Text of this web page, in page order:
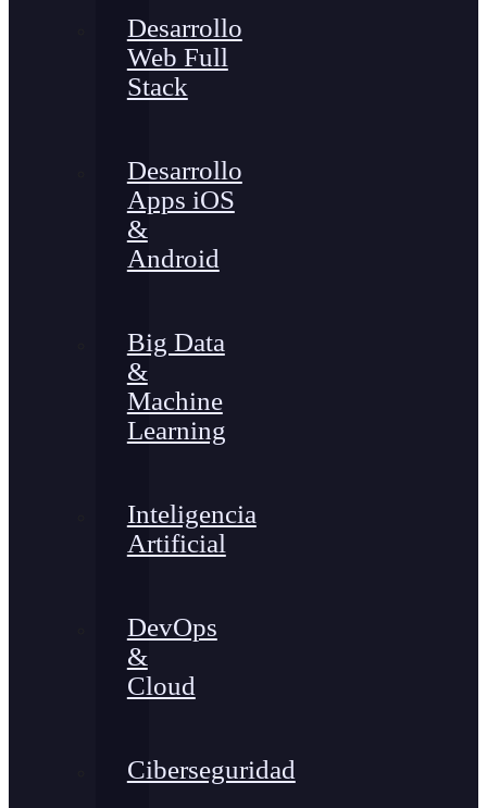
Desarrollo
Web Full
Stack
Desarrollo
Apps iOS
&
Android
Big Data
&
Machine
Learning
Inteligencia
Artificial
DevOps
&
Cloud
Ciberseguridad